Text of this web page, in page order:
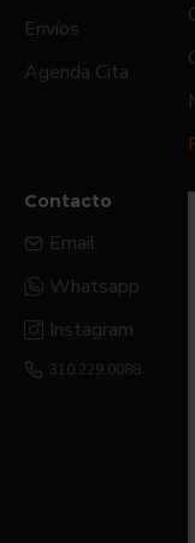
Envíos
Agenda Cita
Contacto
Email
Whatsapp
Instagram
310.229.0088